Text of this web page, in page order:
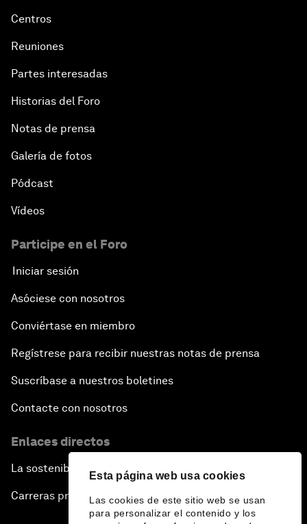
Esta página web usa cookies
Las cookies de este sitio web se usan
para personalizar el contenido y los
Centros
Reuniones
Partes interesadas
Historias del Foro
Notas de prensa
Galería de fotos
Pódcast
Vídeos
Participe en el Foro
Iniciar sesión
Asóciese con nosotros
Conviértase en miembro
Regístrese para recibir nuestras notas de prensa
Suscríbase a nuestros boletines
Contacte con nosotros
Enlaces directos
La sostenibilidad en el Foro
Carreras profesionales